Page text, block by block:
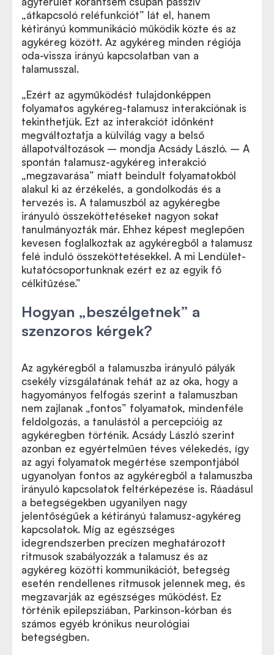
„átkapcsoló reléfunkciót” lát el, hanem
kétirányú kommunikáció működik közte és az
agykéreg között. Az agykéreg minden régiója
oda-vissza irányú kapcsolatban van a
talamusszal.
„Ezért az agyműködést tulajdonképpen
folyamatos agykéreg-talamusz interakciónak is
tekinthetjük. Ezt az interakciót időnként
megváltoztatja a külvilág vagy a belső
állapotváltozások – mondja Acsády László. – A
spontán talamusz-agykéreg interakció
„megzavarása” miatt beindult folyamatokból
alakul ki az érzékelés, a gondolkodás és a
tervezés is. A talamuszból az agykéregbe
irányuló összeköttetéseket nagyon sokat
tanulmányozták már. Ehhez képest meglepően
kevesen foglalkoztak az agykéregből a talamusz
felé induló összeköttetésekkel. A mi Lendület-
kutatócsoportunknak ezért ez az egyik fő
célkitűzése.”
Hogyan „beszélgetnek” a
szenzoros kérgek?
Az agykéregből a talamuszba irányuló pályák
csekély vizsgálatának tehát az az oka, hogy a
hagyományos felfogás szerint a talamuszban
nem zajlanak „fontos” folyamatok, mindenféle
feldolgozás, a tanulástól a percepcióig az
agykéregben történik. Acsády László szerint
azonban ez egyértelműen téves vélekedés, így
az agyi folyamatok megértése szempontjából
ugyanolyan fontos az agykéregből a talamuszba
irányuló kapcsolatok feltérképezése is. Ráadásul
a betegségekben ugyanilyen nagy
jelentőségűek a kétirányú talamusz-agykéreg
kapcsolatok. Míg az egészséges
idegrendszerben precízen meghatározott
ritmusok szabályozzák a talamusz és az
agykéreg közötti kommunikációt, betegség
esetén rendellenes ritmusok jelennek meg, és
megzavarják az egészséges működést. Ez
történik epilepsziában, Parkinson-kórban és
számos egyéb krónikus neurológiai
betegségben.